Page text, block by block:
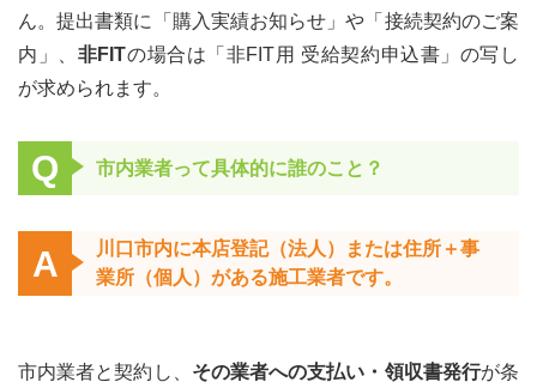
ん。提出書類に「購入実績お知らせ」や「接続契約のご案
内」、 非FITの場合は「非FIT用 受給契約申込書」の写し
が求められます。
Q 市内業者って具体的に誰のこと？
A
川口市内に本店登記（法人）または住所＋事
業所（個人）がある施工業者です。
市内業者と契約し、 その業者への支払い・領収書発行が条